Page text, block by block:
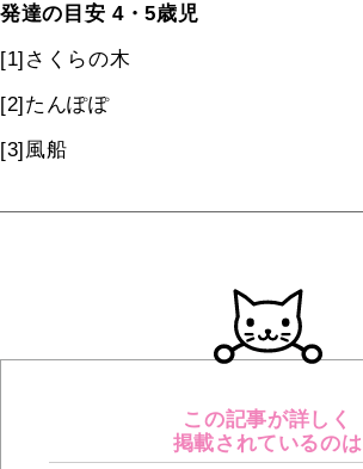
発達の目安 4・5歳児
[1]さくらの木
[2]たんぽぽ
[3]風船
この記事が詳しく
掲載されているのは